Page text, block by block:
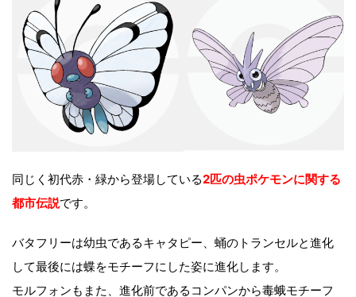
同じく初代赤・緑から登場している2匹の虫ポケモンに関する
都市伝説です。
バタフリーは幼虫であるキャタピー、蛹のトランセルと進化
して最後には蝶をモチーフにした姿に進化します。
モルフォンもまた、進化前であるコンパンから毒蛾モチーフ